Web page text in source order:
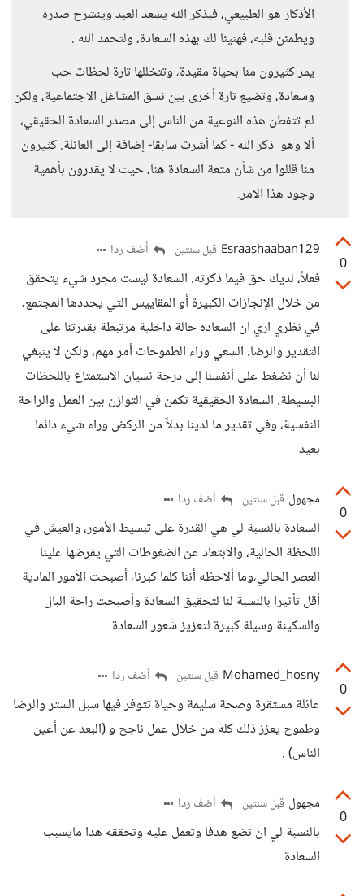
الأذكار هو الطبيعي، فبذكر الله يسعد العبد وينشرح صدره
ويطمئن قلبه، فهنيئا لك بهذه السعادة، ولتحمد الله .
يمر كثيرون منا بحياة مقيدة، وتتخللها تارة لحظات حب
وسعادة، وتضيع تارة أخرى بين نسق المشاغل الاجتماعية، ولكن
لم تتفطن هذه النوعية من الناس إلى مصدر السعادة الحقيقي،
ألا وهو ذكر الله - كما أشرت سابقا- إضافة إلى العائلة. كثيرون
منا قللوا من شأن متعة السعادة هنا، حيث لا يقدرون بأهمية
وجود هذا الامر.
0
Esraashaaban129 قبل سنتين أضف ردا
فعلاً، لديك حق فيما ذكرته. السعادة ليست مجرد شيء يتحقق
من خلال الإنجازات الكبيرة أو المقاييس التي يحددها المجتمع،
في نظري اري ان السعاده حالة داخلية مرتبطة بقدرتنا على
التقدير والرضا. السعي وراء الطموحات أمر مهم، ولكن لا ينبغي
لنا أن نضغط على أنفسنا إلى درجة نسيان الاستمتاع باللحظات
البسيطة. السعادة الحقيقية تكمن في التوازن بين العمل والراحة
النفسية، وفي تقدير ما لدينا بدلاً من الركض وراء شيء دائما
بعيد
0
مجهول قبل سنتين أضف ردا
السعادة بالنسبة لي هي القدرة على تبسيط الأمور، والعيش في
اللحظة الحالية، والابتعاد عن الضغوطات التي يفرضها علينا
العصر الحالي،وما ألاحظه أننا كلما كبرنا، أصبحت الأمور المادية
أقل تأثيرا بالنسبة لنا لتحقيق السعادة وأصبحت راحة البال
والسكينة وسيلة كبيرة لتعزيز شعور السعادة
0
Mohamed_hosny قبل سنتين أضف ردا
عائلة مستقرة وصحة سليمة وحياة تتوفر فيها سبل الستر والرضا
وطموح يعزز ذلك كله من خلال عمل ناجح و (البعد عن أعين
الناس) .
0
مجهول قبل سنتين أضف ردا
بالنسبة لي ان تضع هدفا وتعمل عليه وتحققه هدا مايسبب
السعادة